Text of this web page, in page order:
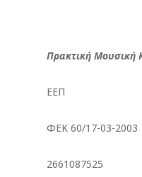
Πρακτική Μουσική
ΕΕΠ
ΦΕΚ 60/17-03-2003
2661087525